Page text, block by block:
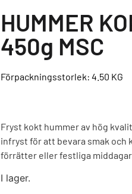
HUMMER
450g MSC
Förpackningsstorlek: 4.50 KG
Fryst kokt hummer av hög
infryst för att bevara smak
förrätter eller festliga middagar.
I lager.